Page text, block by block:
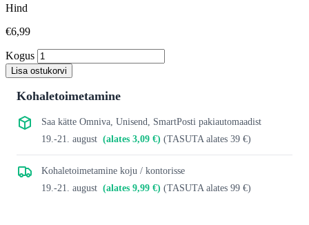
Hind
€6,99
Kogus
Lisa ostukorvi
Kohaletoimetamine
Saa kätte Omniva, Unisend, SmartPosti pakiautomaadist
19.-21. august (alates 3,09 €) (TASUTA alates 39 €)
Kohaletoimetamine koju / kontorisse
19.-21. august (alates 9,99 €) (TASUTA alates 99 €)